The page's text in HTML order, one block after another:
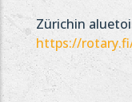
Zürichin
https://